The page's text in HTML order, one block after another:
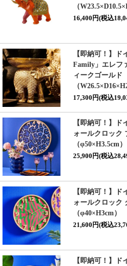
（
16,400円(税込
【即納可！】
Family」エレフ
ィークゴールド
（
17,300円(税込
【即納可！】ド
ォールクロック
（φ50×H3.5cm）
25,900円(税込
【即納可！】ド
ォールクロック
（φ40×H3cm）
21,600円(税込
【即納可！】ド